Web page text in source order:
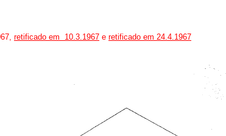
retificado em 10.3.1967 e retificado em 24.4.1967